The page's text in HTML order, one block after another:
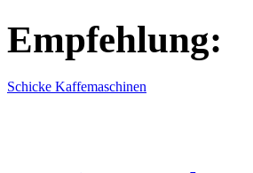
Empfehlung:
Schicke Kaffemaschinen